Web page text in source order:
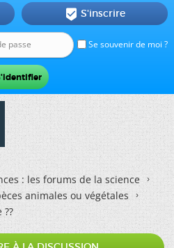
Se souvenir de moi ?
 S'inscrire
: les forums de la science
animales ou végétales